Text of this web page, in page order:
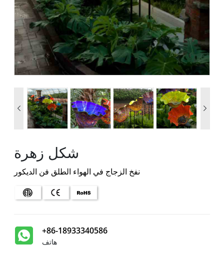
 
شكل زهرة
نفخ الزجاج في الهواء الطلق فن الديكور
+86-18933340586
هاتف